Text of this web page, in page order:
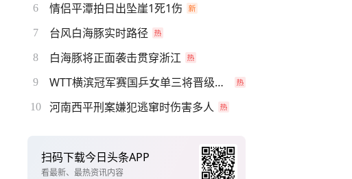
6 情侣平潭拍日出坠崖1死1伤
7 台风白海豚实时路径
8 白海豚将正面袭击贯穿浙江
9 WTT横滨冠军赛国乒女单三将晋级四强
10 河南西平刑案嫌犯逃窜时伤害多人
扫码下载今日头条APP
看最新、最热资讯内容